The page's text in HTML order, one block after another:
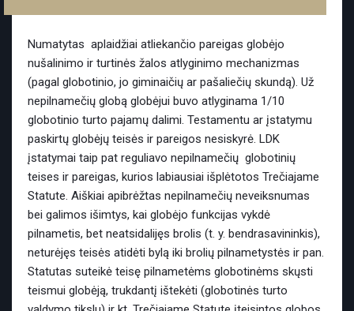
Numatytas aplaidžiai atliekančio pareigas globėjo
nušalinimo ir turtinės žalos atlyginimo mechanizmas
(pagal globotinio, jo giminaičių ar pašaliečių skundą). Už
nepilnamečių globą globėjui buvo atlyginama 1/10
globotinio turto pajamų dalimi. Testamentu ar įstatymu
paskirtų globėjų teisės ir pareigos nesiskyrė. LDK
įstatymai taip pat reguliavo nepilnamečių globotinių
teises ir pareigas, kurios labiausiai išplėtotos Trečiajame
Statute. Aiškiai apibrėžtas nepilnamečių neveiksnumas
bei galimos išimtys, kai globėjo funkcijas vykdė
pilnametis, bet neatsidalijęs brolis (t. y. bendrasavininkis),
neturėjęs teisės atidėti bylą iki brolių pilnametystės ir pan.
Statutas suteikė teisę pilnametėms globotinėms skųsti
teismui globėją, trukdantį ištekėti (globotinės turto